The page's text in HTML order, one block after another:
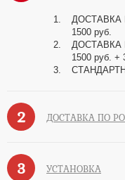
1500 руб.
1500 руб. +
2 ДОСТАВКА ПО
3 УСТАНОВКА